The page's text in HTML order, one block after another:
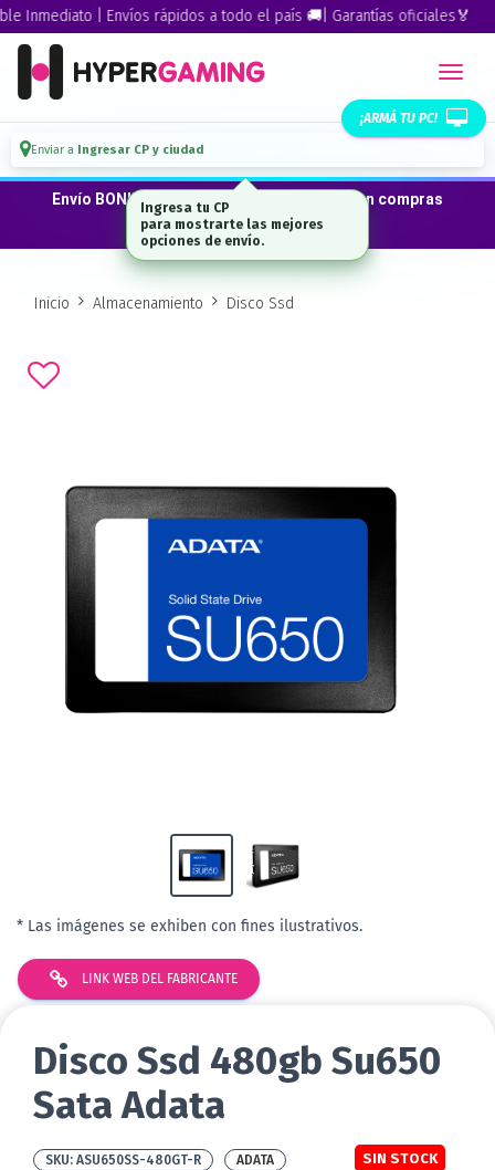
Inmediato | Envíos rápidos a todo el país 🚚| Garantías oficiales🏅
¡ARMÁ TU PC!
Enviar a Ingresar CP y ciudad
Envío BONIFICADO a CABA · GBA ·La Plata en compras
desde $300.000*
Inicio Almacenamiento Disco Ssd
* Las imágenes se exhiben con fines ilustrativos.
LINK WEB DEL FABRICANTE
Disco Ssd 480gb Su650
Sata Adata
ASU650SS-480GT-R SIN STOCK
ADATA
Ingresa tu CP
para mostrarte las mejores
opciones de envío.